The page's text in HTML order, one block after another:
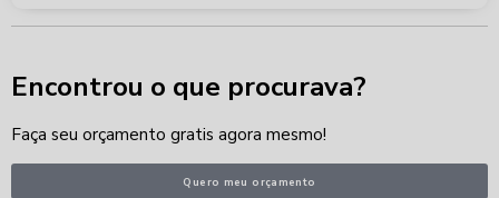
Encontrou o que procurava?
Faça seu orçamento gratis agora mesmo!
Quero meu orçamento